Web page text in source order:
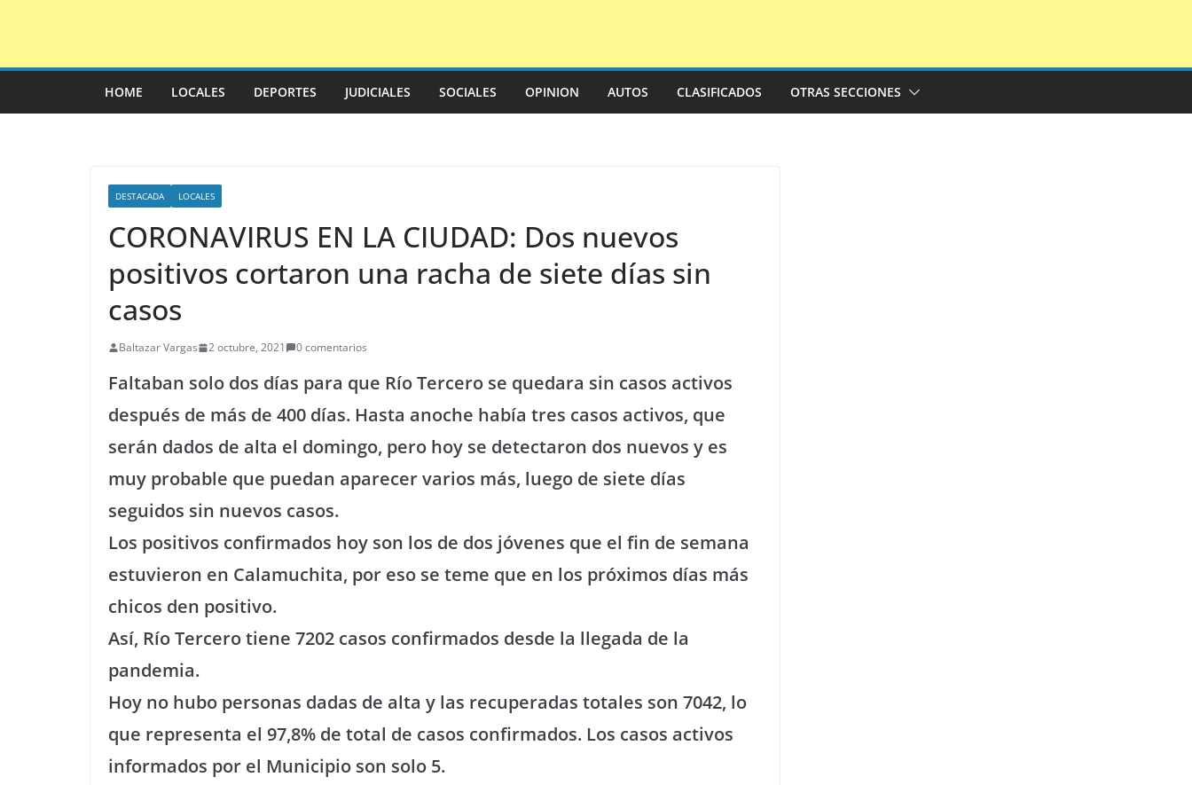
HOME LOCALES DEPORTES JUDICIALES SOCIALES OPINION AUTOS CLASIFICADOS OTRAS SECCIONES
DESTACADA LOCALES
CORONAVIRUS EN LA CIUDAD: Dos nuevos
positivos cortaron una racha de siete días sin
casos
Baltazar Vargas 2 octubre, 2021 0 comentarios
Faltaban solo dos días para que Río Tercero se quedara sin casos activos
después de más de 400 días. Hasta anoche había tres casos activos, que
serán dados de alta el domingo, pero hoy se detectaron dos nuevos y es
muy probable que puedan aparecer varios más, luego de siete días
seguidos sin nuevos casos.
Los positivos confirmados hoy son los de dos jóvenes que el fin de semana
estuvieron en Calamuchita, por eso se teme que en los próximos días más
chicos den positivo.
Así, Río Tercero tiene 7202 casos confirmados desde la llegada de la
pandemia.
Hoy no hubo personas dadas de alta y las recuperadas totales son 7042, lo
que representa el 97,8% de total de casos confirmados. Los casos activos
informados por el Municipio son solo 5.